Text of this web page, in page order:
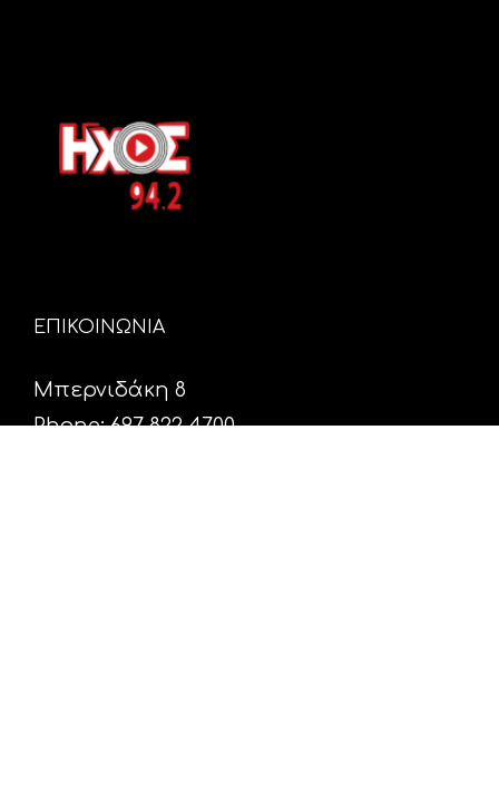
ΕΠΙΚΟΙΝΩΝΙΑ
Μπερνιδάκη 8
Phone: 697 822 4700